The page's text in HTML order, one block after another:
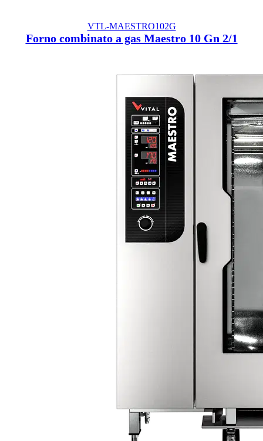
VTL-MAESTRO102G
Forno combinato a gas Maestro 10 Gn 2/1